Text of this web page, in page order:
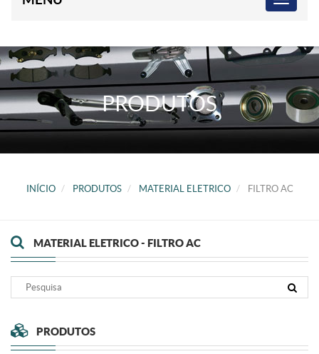
PRODUTOS
INÍCIO PRODUTOS MATERIAL ELETRICO FILTRO AC
MATERIAL ELETRICO - FILTRO AC
PRODUTOS